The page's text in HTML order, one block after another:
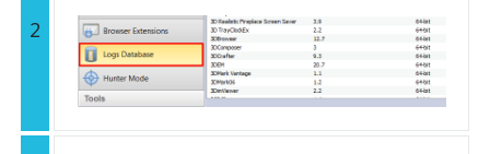
2